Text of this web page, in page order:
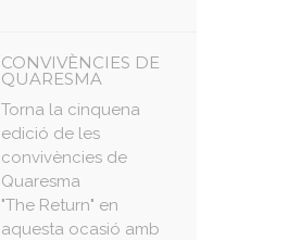
CONVIVÈNCIES DE
QUARESMA
Torna la cinquena
edició de les
convivències de
Quaresma
"The Return" en
aquesta ocasió amb